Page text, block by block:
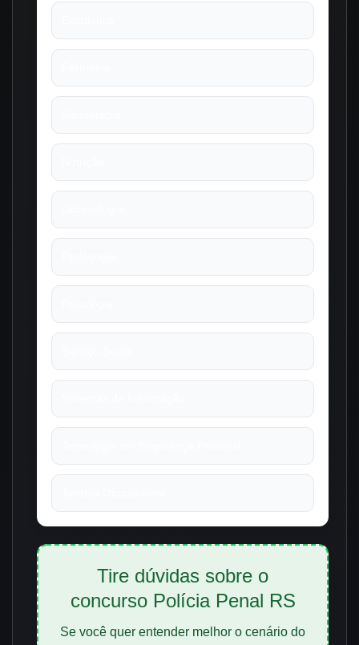
Tire dúvidas sobre o
concurso Polícia Penal RS
Se você quer entender melhor o cenário do